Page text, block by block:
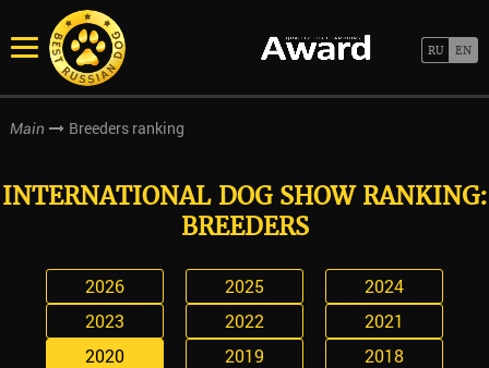
Main Breeders ranking
INTERNATIONAL DOG SHOW RANKING:
BREEDERS
2026 2025
2024
2023
2022
2021
2020
2019
2018